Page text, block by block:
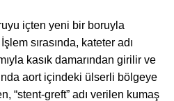
içten yeni bir boruyla
sırasında, kateter adı
kasık damarından girilir ve
aort içindeki ülserli bölgeye
“stent-greft” adı verilen kumaş